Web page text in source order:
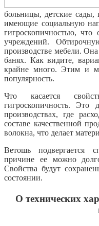
больницы, детские сады,
имеющие социальную
гигроскопичностью,
учреждений.
производстве мебели.
банях. Как видите,
крайне много. Этим и
популярность.
Что касается
гигроскопичность. Это
производствах, где
составе качественной
волокна, что делает
Ветошь подвергается
причине ее можно
Свойства будут
состоянии.
О технических